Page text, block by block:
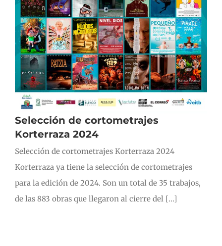
Selección de cortometrajes
Korterraza 2024
Selección de cortometrajes Korterraza 2024
Korterraza ya tiene la selección de cortometrajes
para la edición de 2024. Son un total de 35 trabajos,
de las 883 obras que llegaron al cierre del [...]